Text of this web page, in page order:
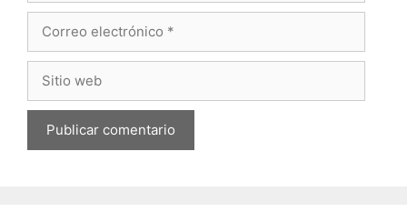
electrónico
web